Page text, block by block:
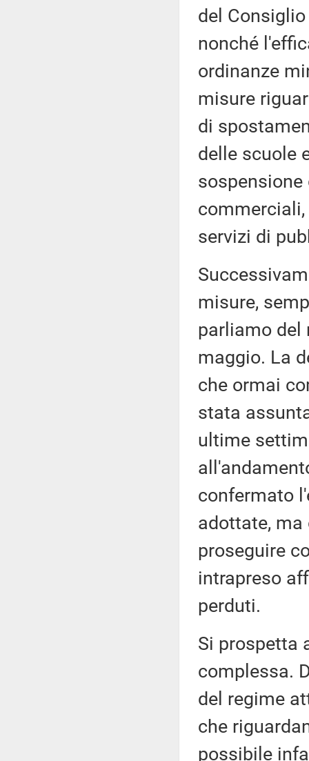
del
nonché
ordinanze
misure
di
delle scuole
commerciali,
servizi di
misure,
parliamo del
maggio. La
che ormai
stata
ultime
confermato
adottate,
proseguire
intrapreso
perduti.
Si prospetta
complessa.
del regime
che
possibile